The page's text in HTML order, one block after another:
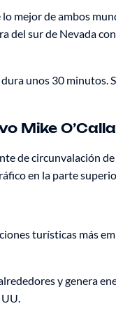
mejor de ambos
del sur de Nevada
unos 30
Mike
de circunvalación
en la parte
turísticas más
y genera
UU.